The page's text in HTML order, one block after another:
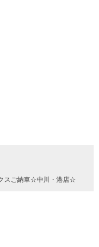
スご納車☆中川・港店☆